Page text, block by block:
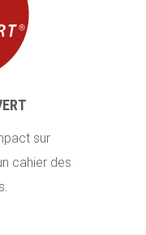
sur
cahier des